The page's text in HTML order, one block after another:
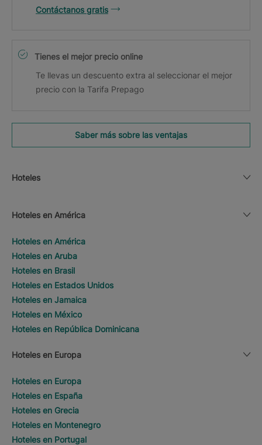
Contáctanos gratis
Tienes el mejor precio online
Te llevas un descuento extra al seleccionar el mejor
precio con la Tarifa Prepago
Saber más sobre las ventajas
Hoteles
Hoteles en América
Hoteles en América
Hoteles en Aruba
Hoteles en Brasil
Hoteles en Estados Unidos
Hoteles en Jamaica
Hoteles en México
Hoteles en República Dominicana
Hoteles en Europa
Hoteles en Europa
Hoteles en España
Hoteles en Grecia
Hoteles en Montenegro
Hoteles en Portugal